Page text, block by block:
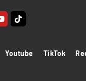
Youtube TikTok